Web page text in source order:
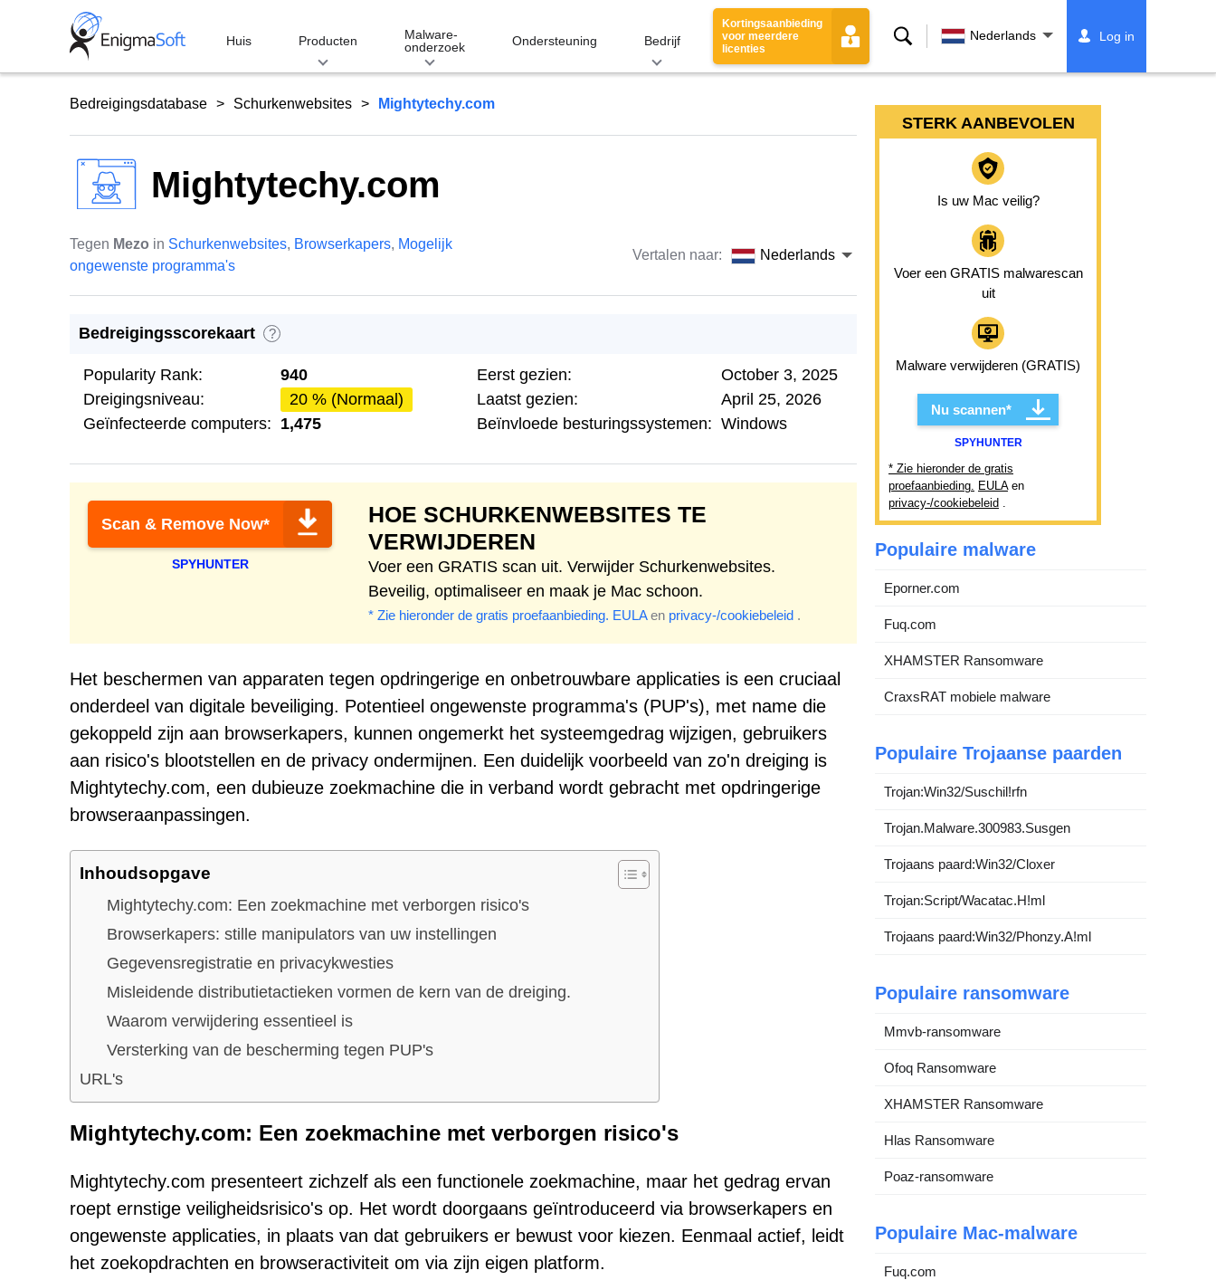
Huis Producten
Malware-
onderzoek
Ondersteuning Bedrijf
Kortingsaanbieding
voor meerdere
licenties
Zoeken Nederlands Log in
Bedreigingsdatabase Schurkenwebsites Mightytechy.com
Mightytechy.com
Tegen Mezo in Schurkenwebsites, Browserkapers, Mogelijk
ongewenste programma's
Vertalen naar: Nederlands
Bedreigingsscorekaart ?
Popularity Rank:
940
Dreigingsniveau:
20 % (Normaal)
Geïnfecteerde computers: 1,475
Eerst gezien:
October 3, 2025
Laatst gezien:
April 25, 2026
Beïnvloede besturingssystemen: Windows
Scan & Remove Now*
SPYHUNTER
HOE SCHURKENWEBSITES TE
VERWIJDEREN
Voer een GRATIS scan uit. Verwijder Schurkenwebsites.
Beveilig, optimaliseer en maak je Mac schoon.
* Zie hieronder de gratis proefaanbieding. EULAen privacy-/cookiebeleid .
Het beschermen van apparaten tegen opdringerige en onbetrouwbare applicaties is een cruciaal
onderdeel van digitale beveiliging. Potentieel ongewenste programma's (PUP's), met name die
gekoppeld zijn aan browserkapers, kunnen ongemerkt het systeemgedrag wijzigen, gebruikers
aan risico's blootstellen en de privacy ondermijnen. Een duidelijk voorbeeld van zo'n dreiging is
Mightytechy.com, een dubieuze zoekmachine die in verband wordt gebracht met opdringerige
browseraanpassingen.
Inhoudsopgave
Mightytechy.com: Een zoekmachine met verborgen risico's
Browserkapers: stille manipulators van uw instellingen
Gegevensregistratie en privacykwesties
Misleidende distributietactieken vormen de kern van de dreiging.
Waarom verwijdering essentieel is
Versterking van de bescherming tegen PUP's
URL's
Mightytechy.com: Een zoekmachine met verborgen risico's
Mightytechy.com presenteert zichzelf als een functionele zoekmachine, maar het gedrag ervan
roept ernstige veiligheidsrisico's op. Het wordt doorgaans geïntroduceerd via browserkapers en
ongewenste applicaties, in plaats van dat gebruikers er bewust voor kiezen. Eenmaal actief, leidt
het zoekopdrachten en browseractiviteit om via zijn eigen platform.
STERK AANBEVOLEN
Is uw Mac veilig?
Voer een GRATIS malwarescan
uit
Malware verwijderen (GRATIS)
Nu scannen*
SPYHUNTER
* Zie hieronder de gratis
proefaanbieding. EULAen
privacy-/cookiebeleid .
Populaire malware
Eporner.com
Fuq.com
XHAMSTER Ransomware
CraxsRAT mobiele malware
Populaire Trojaanse paarden
Trojan:Win32/Suschil!rfn
Trojan.Malware.300983.Susgen
Trojaans paard:Win32/Cloxer
Trojan:Script/Wacatac.H!ml
Trojaans paard:Win32/Phonzy.A!ml
Populaire ransomware
Mmvb-ransomware
Ofoq Ransomware
XHAMSTER Ransomware
Hlas Ransomware
Poaz-ransomware
Populaire Mac-malware
Fuq.com